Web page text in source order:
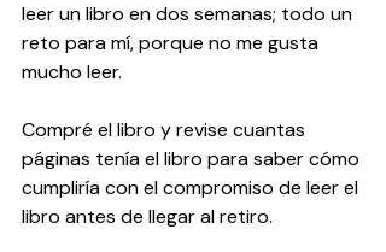
leer un libro en dos semanas; todo un
reto para mí, porque no me gusta
mucho leer.
Compré el libro y revise cuantas
páginas tenía el libro para saber cómo
cumpliría con el compromiso de leer el
libro antes de llegar al retiro.